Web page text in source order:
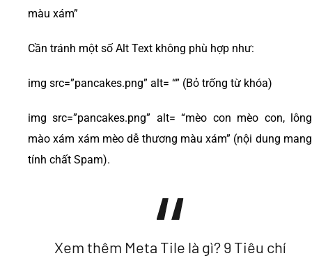
màu xám”
Cần tránh một số Alt Text không phù hợp như:
img src=”pancakes.png” alt= “” (Bỏ trống từ khóa)
img src=”pancakes.png” alt= “mèo con mèo con, lông
mào xám xám mèo dễ thương màu xám” (nội dung mang
tính chất Spam).
Xem thêm Meta Tile là gì? 9 Tiêu chí